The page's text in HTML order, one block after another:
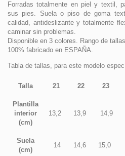
Forradas totalmente en piel y textil,
sus pies. Suela o piso de goma
calidad, antideslizante y totalmente
caminar sin problemas.
Disponible en 3 colores. Rango de
100% fabricado en ESPAÑA.
Tabla de tallas, para este modelo
Talla 21 22 23
Plantilla
interior
(cm)
13,2 13,9 14,9
Suela
(cm)
14 14,6 15,0